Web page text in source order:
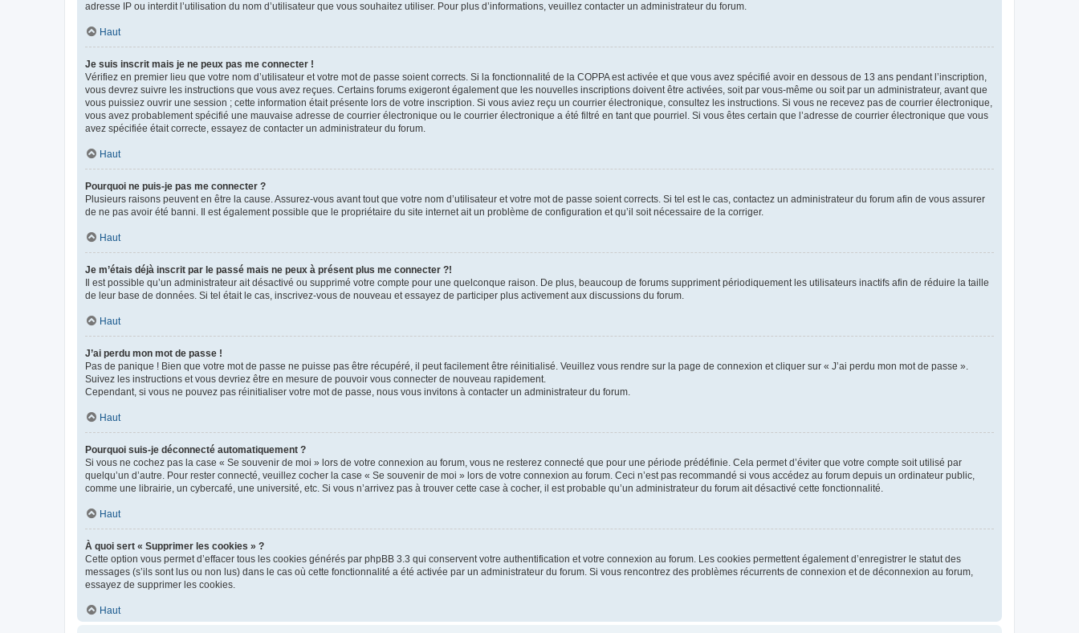
adresse IP ou interdit l’utilisation du nom d’utilisateur que vous souhaitez utiliser. Pour plus d’informations, veuillez contacter un administrateur du forum.
Haut
Je suis inscrit mais je ne peux pas me connecter !
Vérifiez en premier lieu que votre nom d’utilisateur et votre mot de passe soient corrects. Si la fonctionnalité de la COPPA est activée et que vous avez spécifié avoir en dessous de 13 ans pendant l’inscription,
vous devrez suivre les instructions que vous avez reçues. Certains forums exigeront également que les nouvelles inscriptions doivent être activées, soit par vous-même ou soit par un administrateur, avant que
vous puissiez ouvrir une session ; cette information était présente lors de votre inscription. Si vous aviez reçu un courrier électronique, consultez les instructions. Si vous ne recevez pas de courrier électronique,
vous avez probablement spécifié une mauvaise adresse de courrier électronique ou le courrier électronique a été filtré en tant que pourriel. Si vous êtes certain que l’adresse de courrier électronique que vous
avez spécifiée était correcte, essayez de contacter un administrateur du forum.
Haut
Pourquoi ne puis-je pas me connecter ?
Plusieurs raisons peuvent en être la cause. Assurez-vous avant tout que votre nom d’utilisateur et votre mot de passe soient corrects. Si tel est le cas, contactez un administrateur du forum afin de vous assurer
de ne pas avoir été banni. Il est également possible que le propriétaire du site internet ait un problème de configuration et qu’il soit nécessaire de la corriger.
Haut
Je m’étais déjà inscrit par le passé mais ne peux à présent plus me connecter ?!
Il est possible qu’un administrateur ait désactivé ou supprimé votre compte pour une quelconque raison. De plus, beaucoup de forums suppriment périodiquement les utilisateurs inactifs afin de réduire la taille
de leur base de données. Si tel était le cas, inscrivez-vous de nouveau et essayez de participer plus activement aux discussions du forum.
Haut
J’ai perdu mon mot de passe !
Pas de panique ! Bien que votre mot de passe ne puisse pas être récupéré, il peut facilement être réinitialisé. Veuillez vous rendre sur la page de connexion et cliquer sur « J’ai perdu mon mot de passe ».
Suivez les instructions et vous devriez être en mesure de pouvoir vous connecter de nouveau rapidement.
Cependant, si vous ne pouvez pas réinitialiser votre mot de passe, nous vous invitons à contacter un administrateur du forum.
Haut
Pourquoi suis-je déconnecté automatiquement ?
Si vous ne cochez pas la case « Se souvenir de moi » lors de votre connexion au forum, vous ne resterez connecté que pour une période prédéfinie. Cela permet d’éviter que votre compte soit utilisé par
quelqu’un d’autre. Pour rester connecté, veuillez cocher la case « Se souvenir de moi » lors de votre connexion au forum. Ceci n’est pas recommandé si vous accédez au forum depuis un ordinateur public,
comme une librairie, un cybercafé, une université, etc. Si vous n’arrivez pas à trouver cette case à cocher, il est probable qu’un administrateur du forum ait désactivé cette fonctionnalité.
Haut
À quoi sert « Supprimer les cookies » ?
Cette option vous permet d’effacer tous les cookies générés par phpBB 3.3 qui conservent votre authentification et votre connexion au forum. Les cookies permettent également d’enregistrer le statut des
messages (s’ils sont lus ou non lus) dans le cas où cette fonctionnalité a été activée par un administrateur du forum. Si vous rencontrez des problèmes récurrents de connexion et de déconnexion au forum,
essayez de supprimer les cookies.
Haut